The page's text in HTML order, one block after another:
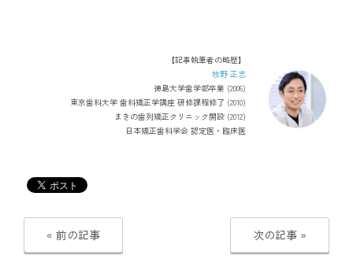
【記事執筆者の略歴】
牧野 正志
徳島大学歯学部卒業 (2006)
東京歯科大学 歯科矯正学講座 研修課程修了 (2010)
まきの歯列矯正クリニック開設 (2012)
日本矯正歯科学会 認定医・臨床医
« 前の記事 次の記事 »